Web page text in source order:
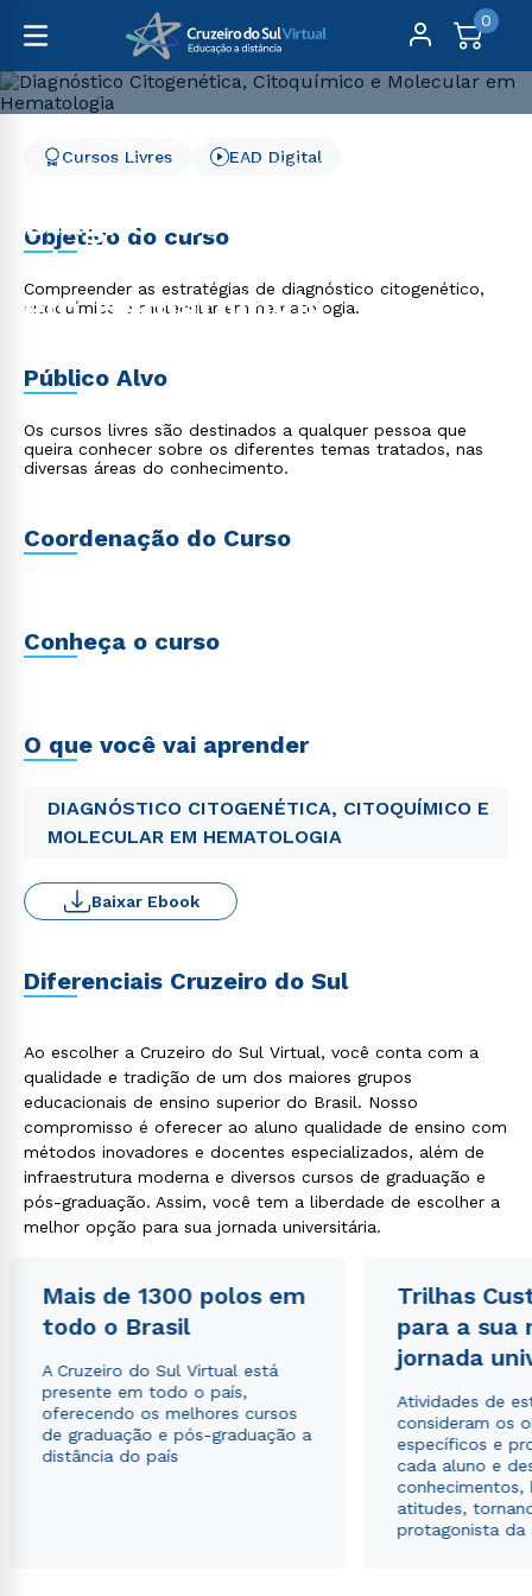
0
Diagnóstico Citogenética, Citoquímico e Molecular em
Diagnóstico Citogenética,
Citoquímico e Molecular
em Hematologia
Cursos Livres EAD Digital
Objetivo do curso
Compreender as estratégias de diagnóstico citogenético,
citoquímico e molecular em hematologia.
Público Alvo
Os cursos livres são destinados a qualquer pessoa que
queira conhecer sobre os diferentes temas tratados, nas
diversas áreas do conhecimento.
Coordenação do Curso
Conheça o curso
O que você vai aprender
DIAGNÓSTICO CITOGENÉTICA, CITOQUÍMICO E
MOLECULAR EM HEMATOLOGIA
Baixar Ebook
Diferenciais Cruzeiro do Sul
Ao escolher a Cruzeiro do Sul Virtual, você conta com a
qualidade e tradição de um dos maiores grupos
educacionais de ensino superior do Brasil. Nosso
compromisso é oferecer ao aluno qualidade de ensino com
métodos inovadores e docentes especializados, além de
infraestrutura moderna e diversos cursos de graduação e
pós-graduação. Assim, você tem a liberdade de escolher a
melhor opção para sua jornada universitária.
Mais de 1300 polos em
todo o Brasil
A Cruzeiro do Sul Virtual está
presente em todo o país,
oferecendo os melhores cursos
de graduação e pós-graduação a
distância do país
Trilhas
para a sua
jornada
Atividades de
consideram os
específicos e
cada aluno e
conhecimentos,
atitudes,
protagonista da